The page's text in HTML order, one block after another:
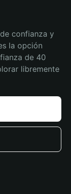
confianza y
la opción
de 40
libremente